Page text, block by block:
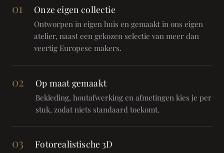
01 Onze eigen collectie
Ontworpen in eigen huis en gemaakt in ons eigen
atelier, naast een gekozen selectie van meer dan
veertig Europese makers.
02 Op maat gemaakt
Bekleding, houtafwerking en afmetingen kies je per
stuk, zodat niets standaard toekomt.
03 Fotorealistische 3D